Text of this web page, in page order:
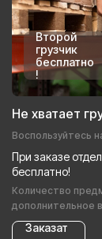
Второй
грузчик
бесплатно
!
Не хватает
Воспользуйтесь
При заказе
бесплатно!
Количество
дополнительное
Заказат